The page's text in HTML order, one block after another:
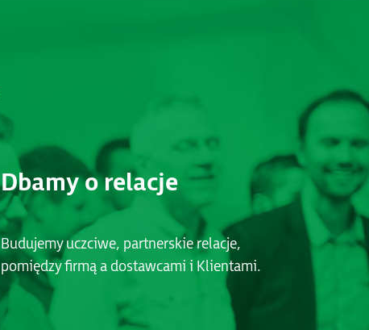
Dbamy o relacje
Budujemy uczciwe, partnerskie relacje,
pomiędzy firmą a dostawcami i Klientami.